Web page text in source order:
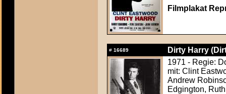
Filmplakat
# 16689
Dirty Harry
1971 - Regie:
mit: Clint
Andrew
Edgington,